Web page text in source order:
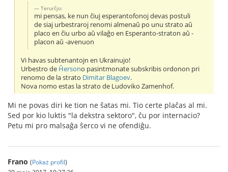
Тerurĉjo:
mi pensas, ke nun ĉiuj esperantofonoj devas postuli
de siaj urbestraroj renomi almenaŭ po unu strato aŭ
placo en ĉiu urbo aŭ vilaĝo en Esperanto-straton aŭ -
placon aŭ -avenuon
Vi havas subtenantojn en Ukrainujo!
Urbestro de Ĥersono pasintmonate subskribis ordonon pri
renomo de la strato Dimitar Blagoev.
Nova nomo estas la strato de Ludoviko Zamenhof.
Mi ne povas diri ke tion ne ŝatas mi. Tio certe plaĉas al mi.
Sed por kio luktis "la dekstra sektoro", ĉu por internacio?
Petu mi pro malsaĝa ŝerco vi ne ofendiĝu.
Frano (Pokaż profil)